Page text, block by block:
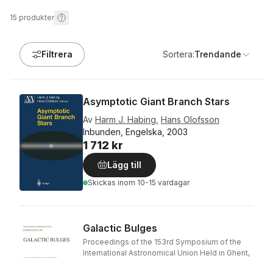
15 produkter
Filtrera Sortera:Trendande
Asymptotic Giant Branch Stars
Av Harm J. Habing Hans Olofsson
Inbunden, Engelska, 2003
1 712 kr
Lägg till
Skickas inom 10-15 vardagar
Galactic Bulges
Proceedings of the 153rd Symposium of the
International Astronomical Union Held in Ghent,